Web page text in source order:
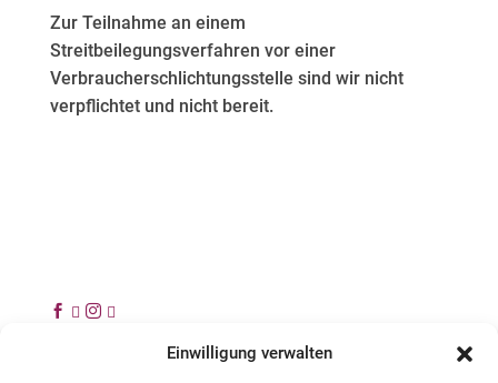
Einwilligung verwalten
Zur Teilnahme an einem
Streitbeilegungsverfahren vor einer
Verbraucherschlichtungsstelle sind wir nicht
verpflichtet und nicht bereit.
   